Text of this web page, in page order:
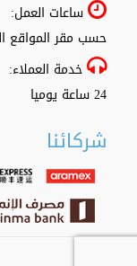
ساعات العمل:
حسب مقر المواقع
خدمة العملاء:
24 ساعة يوميا
شركائنا